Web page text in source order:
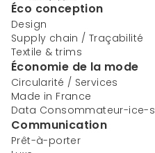
Éco conception
Design
Supply chain / Traçabilité
Textile & trims
Économie de la mode
Circularité / Services
Made in France
Data Consommateur-ice-s
Communication
Prêt-à-porter